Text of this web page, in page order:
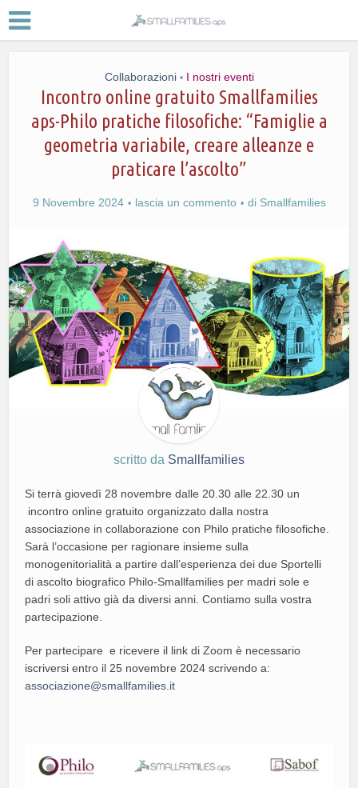
Collaborazioni • I nostri eventi
Incontro online gratuito Smallfamilies
aps-Philo pratiche filosofiche: “Famiglie a
geometria variabile, creare alleanze e
praticare l’ascolto”
9 Novembre 2024 lascia un commento di Smallfamilies
scritto da Smallfamilies
Si terrà giovedì 28 novembre dalle 20.30 alle 22.30 un
incontro online gratuito organizzato dalla nostra
associazione in collaborazione con Philo pratiche filosofiche.
Sarà l’occasione per ragionare insieme sulla
monogenitorialità a partire dall’esperienza dei due Sportelli
di ascolto biografico Philo-Smallfamilies per madri sole e
padri soli attivo già da diversi anni. Contiamo sulla vostra
partecipazione.
Per partecipare e ricevere il link di Zoom è necessario
iscriversi entro il 25 novembre 2024 scrivendo a:
associazione@smallfamilies.it